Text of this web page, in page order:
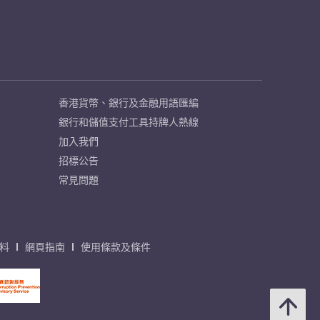
香港貨幣、銀行及金融用語匯編
銀行和儲值支付工具持牌人熱線
加入我們
招標公告
常見問題
網頁指南 使用條款及條件